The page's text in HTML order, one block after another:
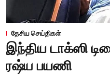
தேசிய செய்திகள்
இந்திய டாக்ஸி
ரஷ்ய பயணி